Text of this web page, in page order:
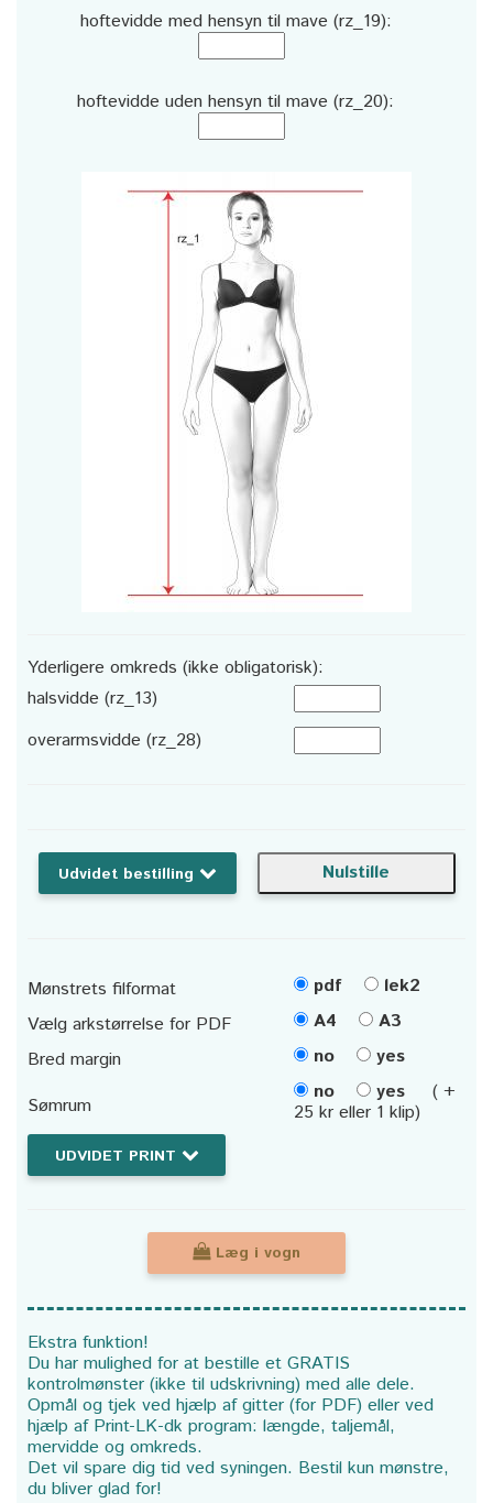
hoftevidde med hensyn til mave (rz_19):
hoftevidde uden hensyn til mave (rz_20):
Yderligere omkreds (ikke obligatorisk):
halsvidde (rz_13)
overarmsvidde (rz_28)
Udvidet bestilling
Mønstrets filformat pdf
lek2
Vælg arkstørrelse for PDF
A4
A3
Bred margin
no
yes
Sømrum
no yes
( +
25 kr eller 1 klip)
UDVIDET PRINT
Læg i vogn
Ekstra funktion!
Du har mulighed for at bestille et GRATIS
kontrolmønster (ikke til udskrivning) med alle dele.
Opmål og tjek ved hjælp af gitter (for PDF) eller ved
hjælp af Print-LK-dk program: længde, taljemål,
mervidde og omkreds.
Det vil spare dig tid ved syningen. Bestil kun mønstre,
du bliver glad for!